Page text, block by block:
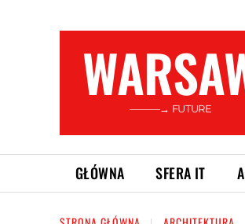
———→ FUTURE
GŁÓWNA SFERA IT